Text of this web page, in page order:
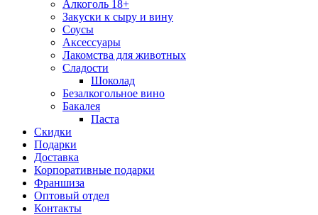
Алкоголь 18+
Закуски к сыру и вину
Соусы
Аксессуары
Лакомства для животных
Сладости
Шоколад
Безалкогольное вино
Бакалея
Паста
Скидки
Подарки
Доставка
Корпоративные подарки
Франшиза
Оптовый отдел
Контакты